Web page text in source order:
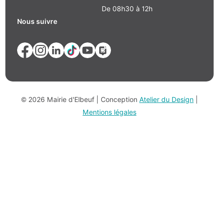
De 08h30 à 12h
Nous suivre
© 2026 Mairie d'Elbeuf | Conception Atelier du Design
Mentions légales